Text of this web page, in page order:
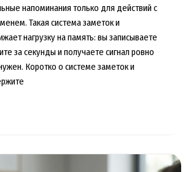
напоминания только для действий с
Такая система заметок и
нагрузку на память: вы записываете
за секунды и получаете сигнал ровно
Коротко о системе заметок и